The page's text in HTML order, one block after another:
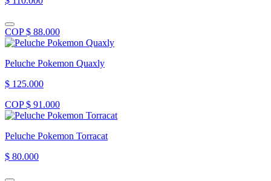
COP $ 88.000
Peluche Pokemon Quaxly
$ 125.000
COP $ 91.000
Peluche Pokemon Torracat
$ 80.000